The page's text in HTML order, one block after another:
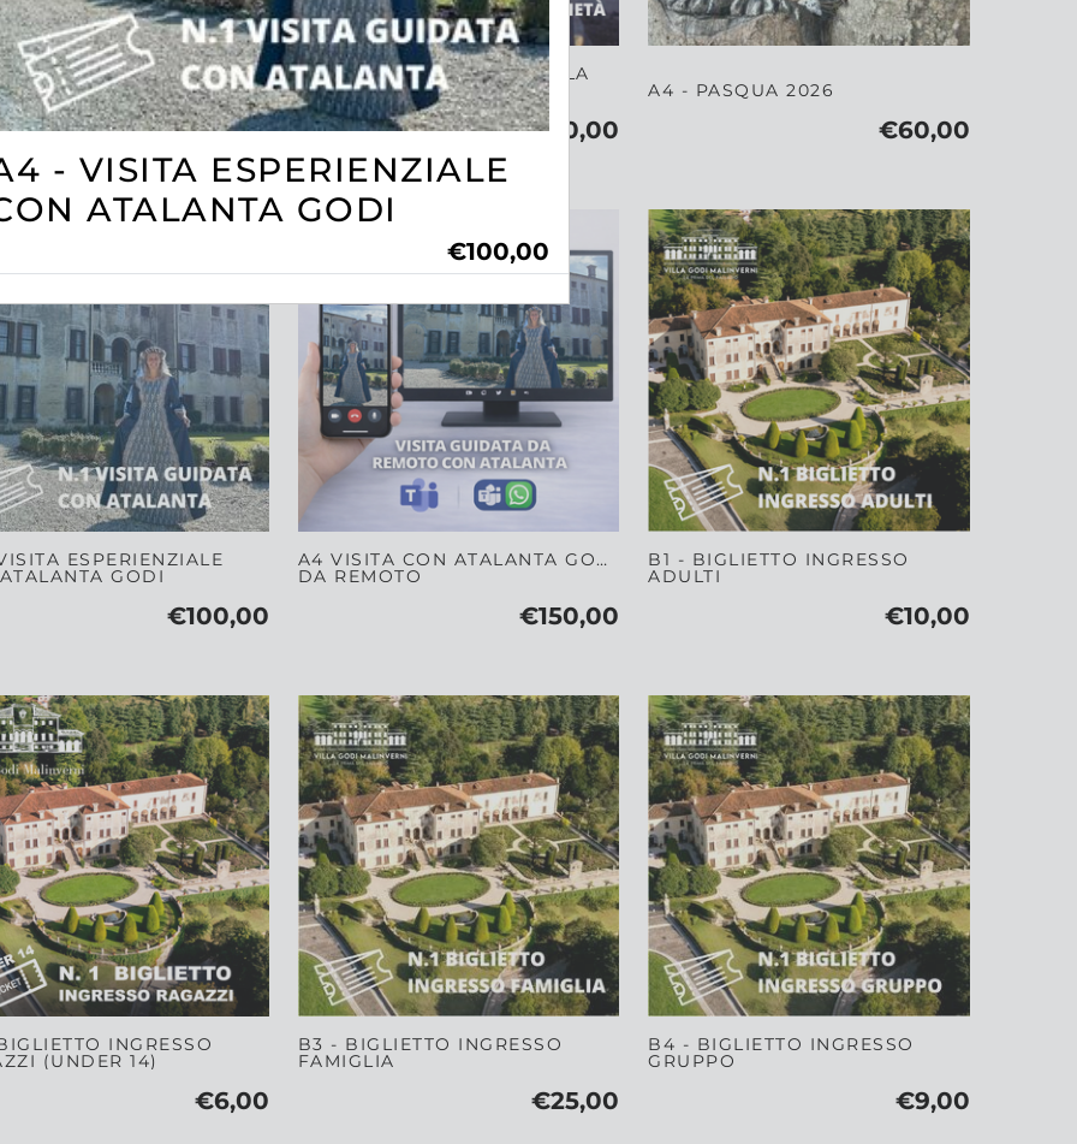
FOTOGRAFICO
IN FIORE
€15,00
A32- VISITA PRIVATA CON LA
PROPRIETÁ
€280,00
A4 - PASQUA 2026
€60,00
ESPERIENZIALE
GODI
€100,00
A4 VISITA CON ATALANTA GODI
DA REMOTO
€150,00
B1 - BIGLIETTO INGRESSO
ADULTI
€10,00
INGRESSO
(UNDER 14)
€6,00
B3 - BIGLIETTO INGRESSO
FAMIGLIA
€25,00
B4 - BIGLIETTO INGRESSO
GRUPPO
€9,00
- VISITA ESPERIENZIALE
ATALANTA GODI
€100,00